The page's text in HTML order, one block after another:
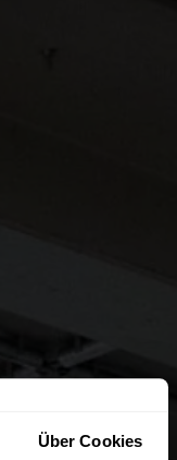
Über Cookies